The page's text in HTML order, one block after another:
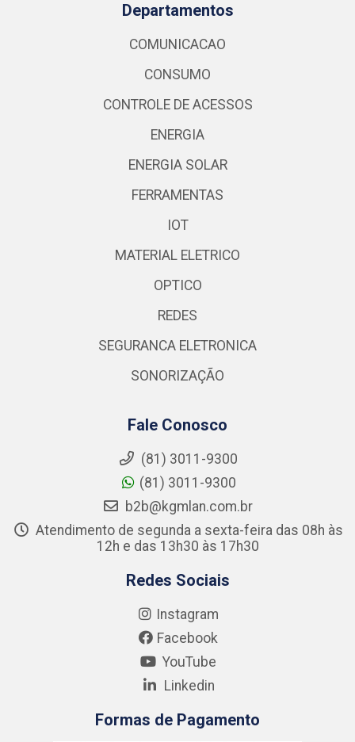
Departamentos
COMUNICACAO
CONSUMO
CONTROLE DE ACESSOS
ENERGIA
ENERGIA SOLAR
FERRAMENTAS
IOT
MATERIAL ELETRICO
OPTICO
REDES
SEGURANCA ELETRONICA
SONORIZAÇÃO
Fale Conosco
(81) 3011-9300
(81) 3011-9300
b2b@kgmlan.com.br
Atendimento de segunda a sexta-feira das 08h às
12h e das 13h30 às 17h30
Redes Sociais
Instagram
Facebook
YouTube
Linkedin
Formas de Pagamento